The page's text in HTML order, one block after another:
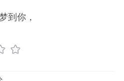
到你，